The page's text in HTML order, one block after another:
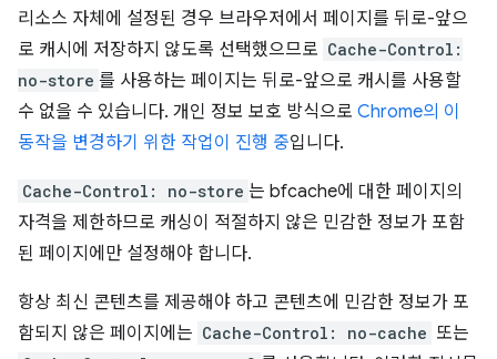
리소스 자체에 설정된 경우 브라우저에서 페이지를 뒤로-앞으
로 캐시에 저장하지 않도록 선택했으므로 Cache-Control:
no-store 를 사용하는 페이지는 뒤로-앞으로 캐시를 사용할
수 없을 수 있습니다. 개인 정보 보호 방식으로 Chrome의 이
동작을 변경하기 위한 작업이 진행 중입니다.
Cache-Control: no-store 는 bfcache에 대한 페이지의
자격을 제한하므로 캐싱이 적절하지 않은 민감한 정보가 포함
된 페이지에만 설정해야 합니다.
항상 최신 콘텐츠를 제공해야 하고 콘텐츠에 민감한 정보가 포
함되지 않은 페이지에는 Cache-Control: no-cache 또는